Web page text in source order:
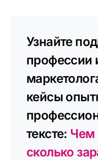
Узнайте
профессии
кейсы
тексте: Чем
сколько